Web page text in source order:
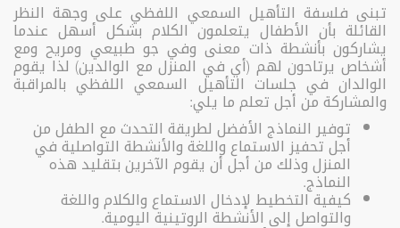
تبنى فلسفة التأهيل السمعي اللفظي على وجهة النظر
القائلة بأن الأطفال يتعلمون الكلام بشكل أسهل عندما
يشاركون بأنشطة ذات معنى وفي جو طبيعي ومريح ومع
أشخاص يرتاحون لهم (أي في المنزل مع الوالدين) لذا يقوم
الوالدان في جلسات التأهيل السمعي اللفظي بالمراقبة
والمشاركة من أجل تعلم ما يلي:
توفير النماذج الأفضل لطريقة التحدث مع الطفل من
أجل تحفيز الاستماع واللغة والأنشطة التواصلية في
المنزل وذلك من أجل أن يقوم الآخرين بتقليد هذه
النماذج.
كيفية التخطيط لإدخال الاستماع والكلام واللغة
والتواصل إلى الأنشطة الروتينية اليومية.